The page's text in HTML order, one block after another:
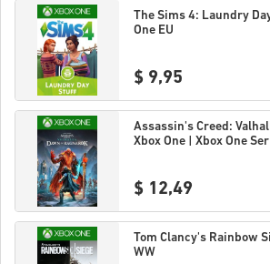
The Sims 4: Laundry
One EU
$ 9,95
Assassin's Creed:
Xbox One | Xbox One
$ 12,49
Tom Clancy's Rainbow
WW